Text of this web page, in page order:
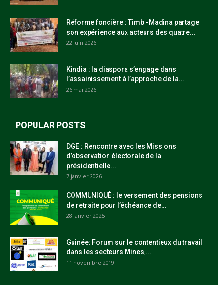
Réforme foncière : Timbi-Madina partage
son expérience aux acteurs des quatre...
22 juin 2026
Kindia : la diaspora s’engage dans
l’assainissement à l’approche de la...
26 mai 2026
POPULAR POSTS
DGE : Rencontre avec les Missions
d’observation électorale de la
présidentielle...
7 janvier 2026
COMMUNIQUÉ : le versement des pensions
de retraite pour l’échéance de...
28 janvier 2025
Guinée: Forum sur le contentieux du travail
dans les secteurs Mines,...
11 novembre 2019